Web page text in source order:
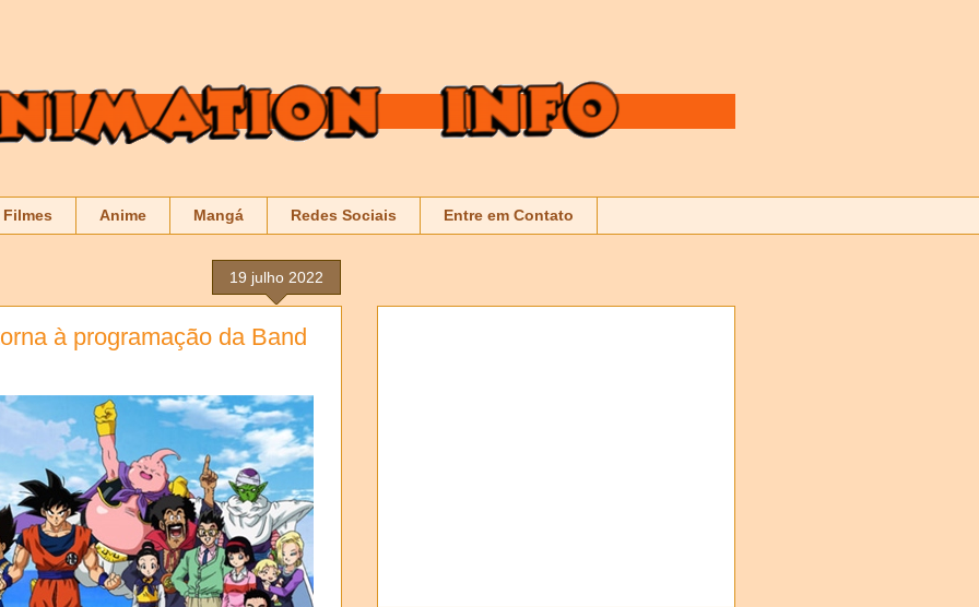
Filmes Anime Mangá Redes Sociais Entre em Contato
19 julho 2022
à programação da Band